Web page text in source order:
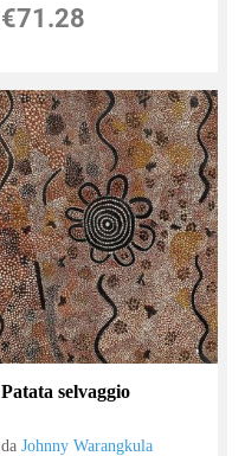
€71.28
Patata selvaggio
daJohnny Warangkula